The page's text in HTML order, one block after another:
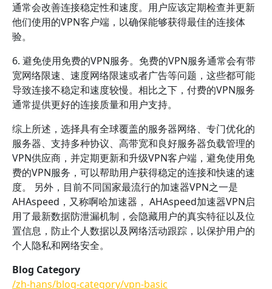
通常会改善连接稳定性和速度。用户应该定期检查并更新
他们使用的VPN客户端，以确保能够获得最佳的连接体
验。
6. 避免使用免费的VPN服务。免费的VPN服务通常会有带
宽网络限速、速度网络限速或者广告等问题，这些都可能
导致连接不稳定和速度较慢。相比之下，付费的VPN服务
通常提供更好的连接质量和用户支持。
综上所述，选择具有全球覆盖的服务器网络、专门优化的
服务器、支持多种协议、高带宽和良好服务器负载管理的
VPN供应商，并定期更新和升级VPN客户端，避免使用免
费的VPN服务，可以帮助用户获得稳定的连接和快速的速
度。 另外，目前不同国家最流行的加速器VPN之一是
AHAspeed，又称啊哈加速器， AHAspeed加速器VPN启
用了最新数据防泄漏机制，会隐藏用户的真实特征以及位
置信息，防止个人数据以及网络活动跟踪，以保护用户的
个人隐私和网络安全。
Blog Category
/zh-hans/blog-category/vpn-basic